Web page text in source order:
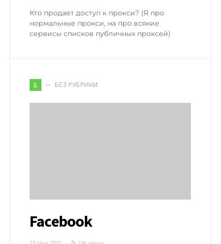
Кто продает доступ к прокси? (Я про
нормальные прокси, на про всякие
сервисы списков публичных проксей)
Б БЕЗ РУБРИКИ
Facebook